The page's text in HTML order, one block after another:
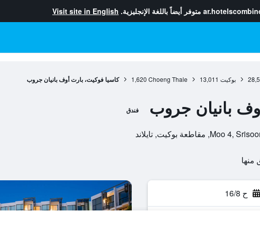
متوفر أيضاً باللغة الإنجليزية. Visit site in English
بوكيت 13,011
Choeng Thale
1,620 كاسيا فوكيت، بارت أوف بانيان جروب
بانيان جروب فندق
ح 16/8